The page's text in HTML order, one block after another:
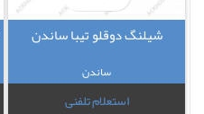
شیلنگ دوقلو تیبا ساندن
ساندن
استعلام تلفنی